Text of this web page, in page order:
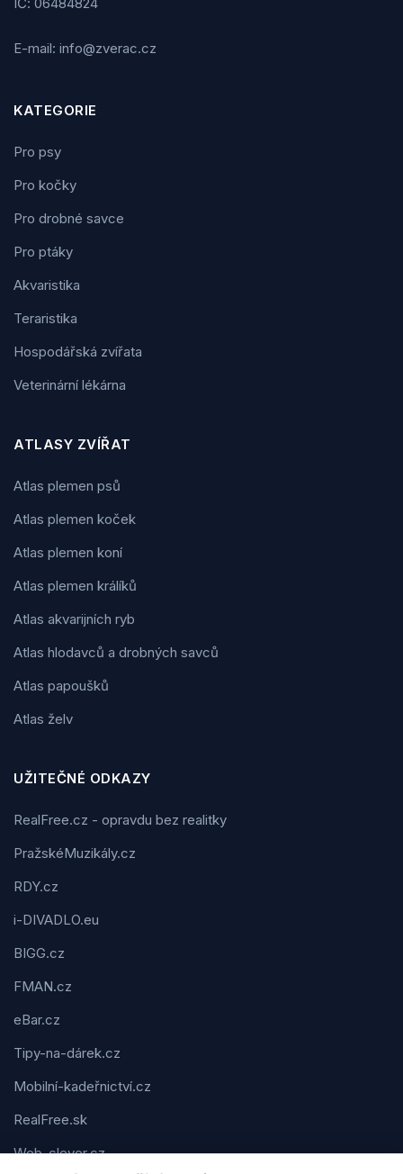
E-mail: info@zverac.cz
KATEGORIE
Pro psy
Pro kočky
Pro drobné savce
Pro ptáky
Akvaristika
Teraristika
Hospodářská zvířata
Veterinární lékárna
ATLASY ZVÍŘAT
Atlas plemen psů
Atlas plemen koček
Atlas plemen koní
Atlas plemen králíků
Atlas akvarijních ryb
Atlas hlodavců a drobných savců
Atlas papoušků
Atlas želv
UŽITEČNÉ ODKAZY
RealFree.cz - opravdu bez realitky
PražskéMuzikály.cz
RDY.cz
i-DIVADLO.eu
BIGG.cz
FMAN.cz
eBar.cz
Tipy-na-dárek.cz
Mobilní-kadeřnictví.cz
RealFree.sk
Web-clever.cz